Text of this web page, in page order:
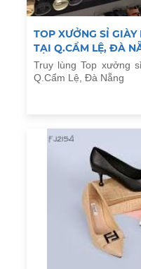
TOP XƯỞNG SỈ GIÀY
TẠI Q.CẨM LỆ, ĐÀ
Truy lùng Top xưởng
Q.Cẩm Lệ, Đà Nẵng